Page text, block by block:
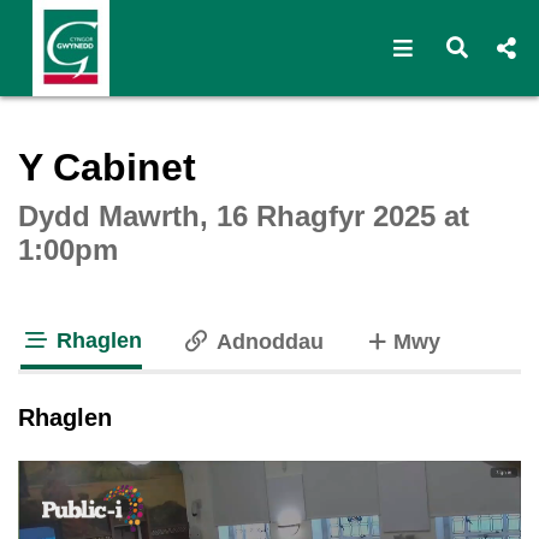
Open Open
Y Cabinet
Dydd Mawrth, 16 Rhagfyr 2025 at
1:00pm
Rhaglen Adnoddau Mwyo dabiau
Rhaglen